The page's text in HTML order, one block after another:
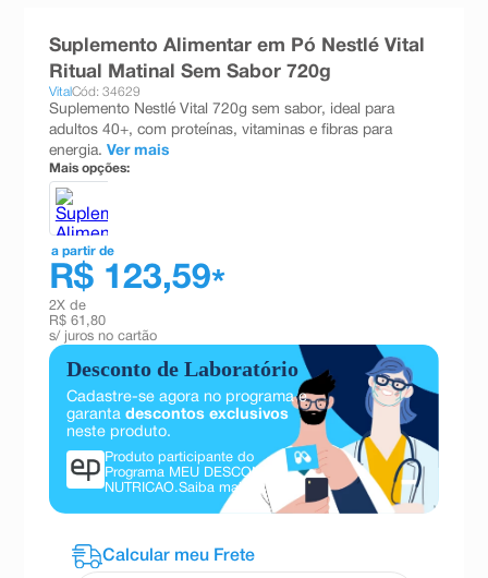
Suplemento Alimentar em Pó Nestlé Vital
Ritual Matinal Sem Sabor 720g
VitalCód: 34629
Suplemento Nestlé Vital 720g sem sabor, ideal para
adultos 40+, com proteínas, vitaminas e fibras para
energia. Ver mais
Mais opções:
a partir de
R$ 123,59*
2X de
R$ 61,80
s/ juros no cartão
Desconto de Laboratório
Cadastre-se agora no programa e
garanta descontos exclusivos
neste produto.
Produto participante do
Programa MEU DESCONTO
NUTRICAO.Saiba mais
teste gravidez
ºesmalte